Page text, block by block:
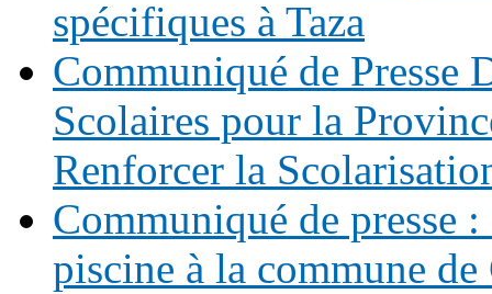
spécifiques à Taza
Communiqué de
Scolaires pour la
Renforcer la
Communiqué de presse
piscine à la commune de